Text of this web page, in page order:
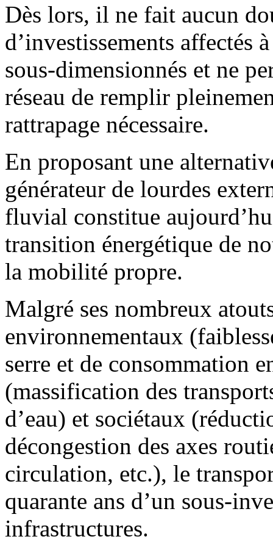
Dès lors, il ne fait aucun
d’investissements affectés
sous-dimensionnés et ne
réseau de remplir
rattrapage nécessaire.
En proposant une
générateur de lourdes
fluvial constitue
transition énergétique de
la mobilité propre.
Malgré ses nombreux
environnementaux
serre et de consommation
(massification des
d’eau) et sociétaux
décongestion des axes
circulation, etc.), le
quarante ans d’un sous-
infrastructures.